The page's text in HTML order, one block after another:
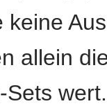
keine
allein
Sets